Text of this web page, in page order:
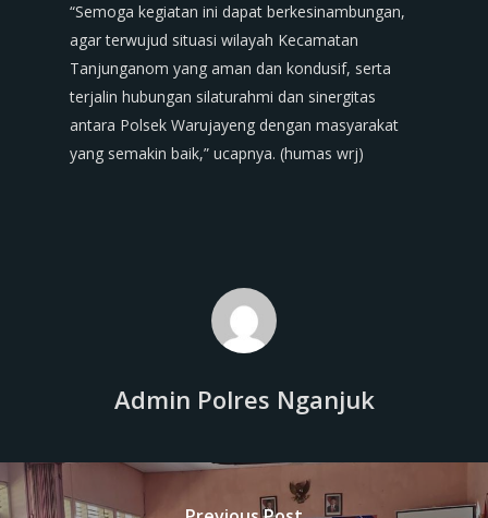
“Semoga kegiatan ini dapat berkesinambungan,
agar terwujud situasi wilayah Kecamatan
Tanjunganom yang aman dan kondusif, serta
terjalin hubungan silaturahmi dan sinergitas
antara Polsek Warujayeng dengan masyarakat
yang semakin baik,” ucapnya. (humas wrj)
Admin Polres Nganjuk